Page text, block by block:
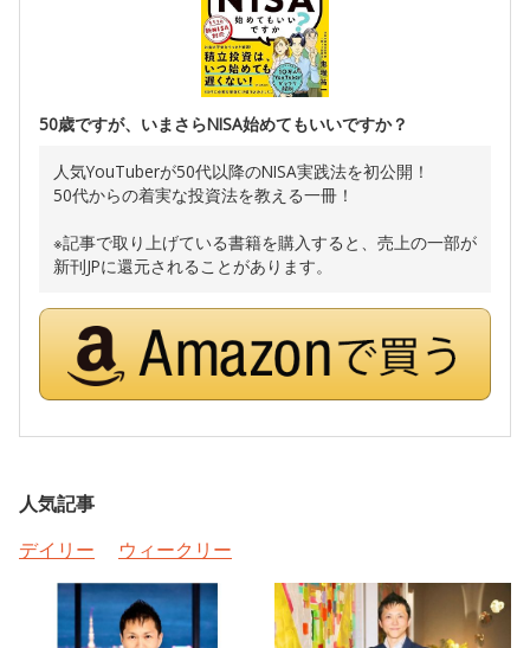
50歳ですが、いまさらNISA始めてもいいですか？
人気YouTuberが50代以降のNISA実践法を初公開！
50代からの着実な投資法を教える一冊！
※記事で取り上げている書籍を購入すると、売上の一部が
新刊JPに還元されることがあります。
人気記事
デイリー
ウィークリー